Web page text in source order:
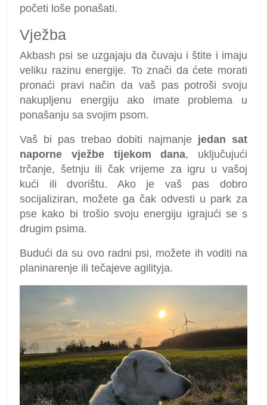
početi loše ponašati.
Vježba
Akbash psi se uzgajaju da čuvaju i štite i imaju
veliku razinu energije. To znači da ćete morati
pronaći pravi način da vaš pas potroši svoju
nakupljenu energiju ako imate problema u
ponašanju sa svojim psom.
Vaš bi pas trebao dobiti najmanje jedan sat
naporne vježbe tijekom dana, uključujući
trčanje, šetnju ili čak vrijeme za igru u vašoj
kući ili dvorištu. Ako je vaš pas dobro
socijaliziran, možete ga čak odvesti u park za
pse kako bi trošio svoju energiju igrajući se s
drugim psima.
Budući da su ovo radni psi, možete ih voditi na
planinarenje ili tečajeve agilityja.